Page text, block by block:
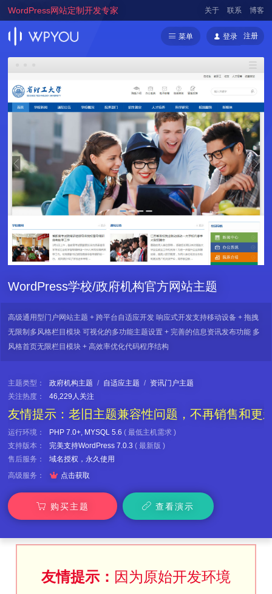
WordPress网站定制开发专家 关于 联系 博客
菜单 登录 注册
WordPress学校/政府机构官方网站主题
高级通用型门户网站主题 + 跨平台自适应开发 响应式开发支持移动设备 + 拖拽
无限制多风格栏目模块 可视化的多功能主题设置 + 完善的信息资讯发布功能 多
风格首页无限栏目模块 + 高效率优化代码程序结构
主题类型： 政府机构主题 / 自适应主题 / 资讯门户主题
关注热度：
46,229人关注
友情提示：老旧主题兼容性问题，不再销售和更
运行环境： PHP 7.0+, MYSQL 5.6(最低主机需求 )
支持版本：
完美支持WordPress 7.0.3(最新版 )
售后服务：
域名授权，永久使用
高级服务：
 点击获取
购买主题 查看演示
友情提示： 因为原始开发环境